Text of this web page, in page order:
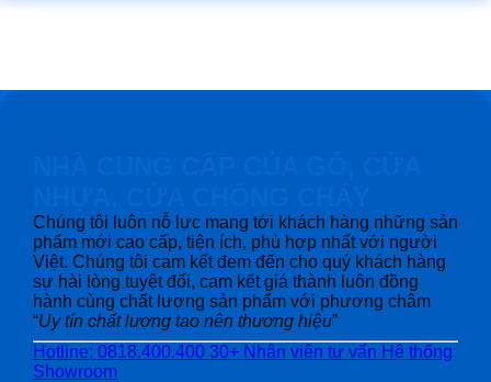
Chúng tôi luôn nỗ lực mang tới khách hàng những sản
phẩm mới cao cấp, tiện ích, phù hợp nhất với người
Việt. Chúng tôi cam kết đem đến cho quý khách hàng
sự hài lòng tuyệt đối, cam kết giá thành luôn đồng
hành cùng chất lượng sản phẩm với phương châm
“Uy tín chất lượng tạo nên thương hiệu”
Hotline: 0818.400.400 30+ Nhân viên tư vấn Hệ thống
Showroom